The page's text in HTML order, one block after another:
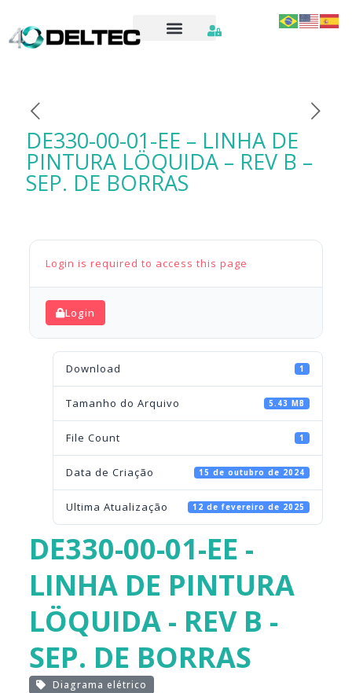
DE330-00-01-EE – LINHA DE
PINTURA LÖQUIDA – REV B –
SEP. DE BORRAS
Login is required to access this page
Login
Download 1
Tamanho do Arquivo 5.43 MB
File Count 1
Data de Criação 15 de outubro de 2024
Ultima Atualização 12 de fevereiro de 2025
DE330-00-01-EE -
LINHA DE PINTURA
LÖQUIDA - REV B -
SEP. DE BORRAS
Diagrama elétrico